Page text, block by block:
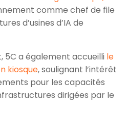
comme chef de file
d’usines d’IA de
5C a également accueilli le
kiosque, soulignant l’intérêt
pour les capacités
dirigées par le